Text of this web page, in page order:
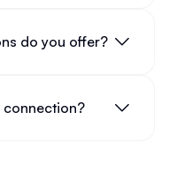
do you offer?
connection?